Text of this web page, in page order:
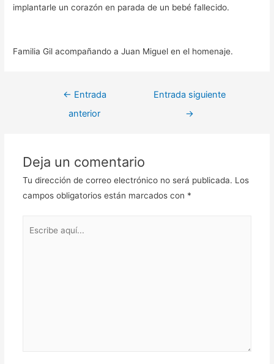
implantarle un corazón en parada de un bebé fallecido.
Familia Gil acompañando a Juan Miguel en el homenaje.
← Entrada
anterior
Entrada siguiente
→
Deja un comentario
Tu dirección de correo electrónico no será publicada. Los
campos obligatorios están marcados con *